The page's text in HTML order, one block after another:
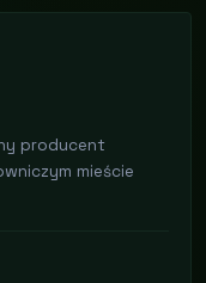
producent
mieście